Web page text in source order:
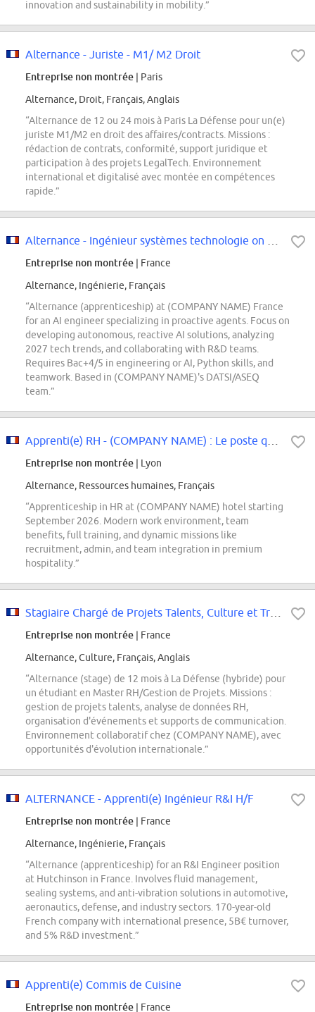
innovation and sustainability in mobility.”
Alternance - Juriste - M1/ M2 Droit
Entreprise non montrée | Paris
Alternance, Droit, Français, Anglais
“Alternance de 12 ou 24 mois à Paris La Défense pour un(e)
juriste M1/M2 en droit des affaires/contracts. Missions :
rédaction de contrats, conformité, support juridique et
participation à des projets LegalTech. Environnement
international et digitalisé avec montée en compétences
rapide.”
Entreprise non montrée | France
Alternance, Ingénierie, Français
“Alternance (apprenticeship) at (COMPANY NAME) France
for an AI engineer specializing in proactive agents. Focus on
developing autonomous, reactive AI solutions, analyzing
2027 tech trends, and collaborating with R&D teams.
Requires Bac+4/5 in engineering or AI, Python skills, and
teamwork. Based in (COMPANY NAME)'s DATSI/ASEQ
team.”
Entreprise non montrée | Lyon
Alternance, Ressources humaines, Français
“Apprenticeship in HR at (COMPANY NAME) hotel starting
September 2026. Modern work environment, team
benefits, full training, and dynamic missions like
recruitment, admin, and team integration in premium
hospitality.”
Entreprise non montrée | France
Alternance, Culture, Français, Anglais
“Alternance (stage) de 12 mois à La Défense (hybride) pour
un étudiant en Master RH/Gestion de Projets. Missions :
gestion de projets talents, analyse de données RH,
organisation d'événements et supports de communication.
Environnement collaboratif chez (COMPANY NAME), avec
opportunités d'évolution internationale.”
ALTERNANCE - Apprenti(e) Ingénieur R&I H/F
Entreprise non montrée | France
Alternance, Ingénierie, Français
“Alternance (apprenticeship) for an R&I Engineer position
at Hutchinson in France. Involves fluid management,
sealing systems, and anti-vibration solutions in automotive,
aeronautics, defense, and industry sectors. 170-year-old
French company with international presence, 5B€ turnover,
and 5% R&D investment.”
Apprenti(e) Commis de Cuisine
Entreprise non montrée | France